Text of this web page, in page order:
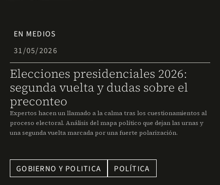
EN MEDIOS
31/05/2026
Elecciones presidenciales 2026:
segunda vuelta y dudas sobre el
preconteo
Expertos hacen un llamado a la calma tras los cuestionamientos al
proceso electoral. Análisis del mapa político que dejan las urnas y
una segunda vuelta marcada por una fuerte polarización.
GOBIERNO Y POLITICA POLÍTICA